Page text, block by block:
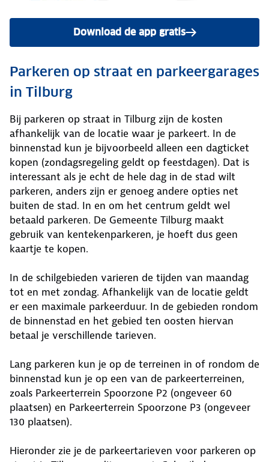
Download de app gratis
Parkeren op straat en parkeergarages
in Tilburg
Bij parkeren op straat in Tilburg zijn de kosten
afhankelijk van de locatie waar je parkeert. In de
binnenstad kun je bijvoorbeeld alleen een dagticket
kopen (zondagsregeling geldt op feestdagen). Dat is
interessant als je echt de hele dag in de stad wilt
parkeren, anders zijn er genoeg andere opties net
buiten de stad. In en om het centrum geldt wel
betaald parkeren. De Gemeente Tilburg maakt
gebruik van kentekenparkeren, je hoeft dus geen
kaartje te kopen.
In de schilgebieden varieren de tijden van maandag
tot en met zondag. Afhankelijk van de locatie geldt
er een maximale parkeerduur. In de gebieden rondom
de binnenstad en het gebied ten oosten hiervan
betaal je verschillende tarieven.
Lang parkeren kun je op de terreinen in of rondom de
binnenstad kun je op een van de parkeerterreinen,
zoals Parkeerterrein Spoorzone P2 (ongeveer 60
plaatsen) en Parkeerterrein Spoorzone P3 (ongeveer
130 plaatsen).
Hieronder zie je de parkeertarieven voor parkeren op